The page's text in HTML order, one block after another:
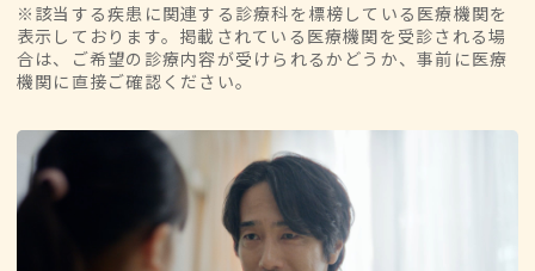
※該当する疾患に関連する診療科を標榜している医療機関を
表示しております。掲載されている医療機関を受診される場
合は、ご希望の診療内容が受けられるかどうか、事前に医療
機関に直接ご確認ください。